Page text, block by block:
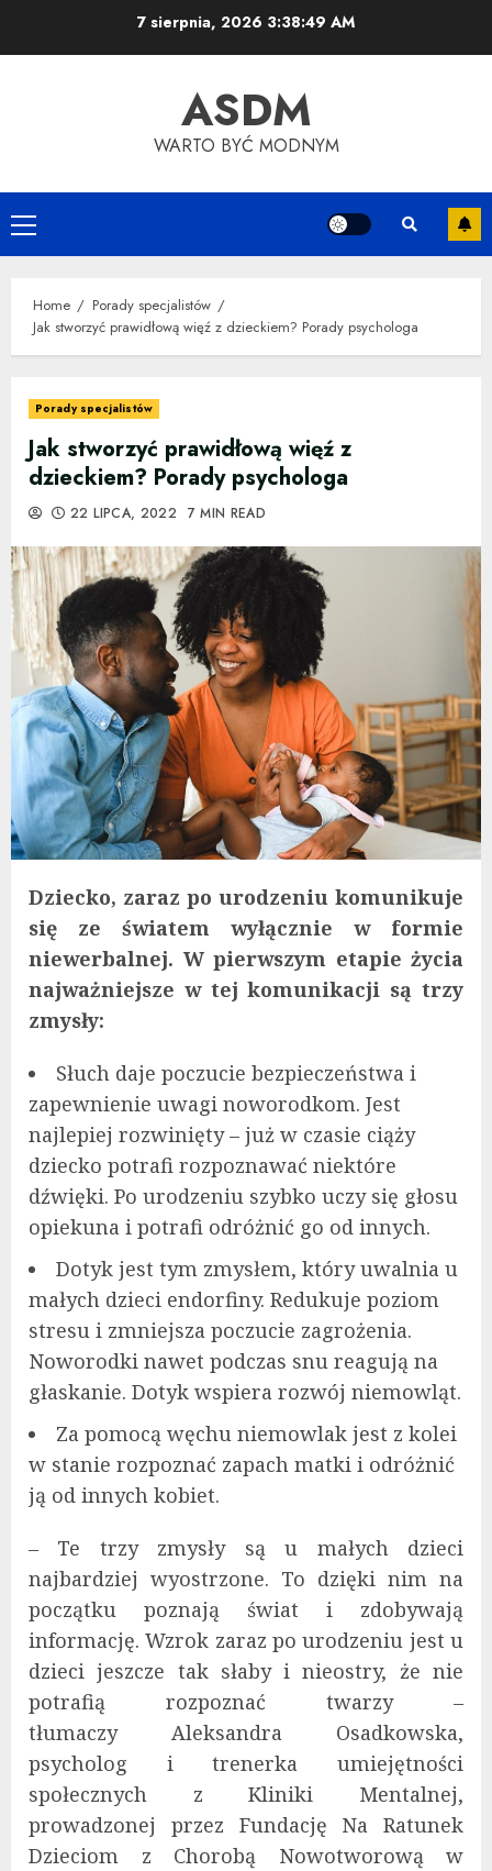
7 sierpnia, 2026 3:38:50 AM
ASDM
WARTO BYĆ MODNYM
Primary
Menu
Home
Porady specjalistów
Jak stworzyć prawidłową więź z dzieckiem? Porady psychologa
Porady specjalistów
Jak stworzyć prawidłową więź z
dzieckiem? Porady psychologa
22 LIPCA, 2022 7 MIN READ
Dziecko, zaraz po urodzeniu komunikuje
się ze światem wyłącznie w formie
niewerbalnej. W pierwszym etapie życia
najważniejsze w tej komunikacji są trzy
zmysły:
Słuch daje poczucie bezpieczeństwa i
zapewnienie uwagi noworodkom. Jest
najlepiej rozwinięty – już w czasie ciąży
dziecko potrafi rozpoznawać niektóre
dźwięki. Po urodzeniu szybko uczy się głosu
opiekuna i potrafi odróżnić go od innych.
Dotyk jest tym zmysłem, który uwalnia u
małych dzieci endorfiny. Redukuje poziom
stresu i zmniejsza poczucie zagrożenia.
Noworodki nawet podczas snu reagują na
głaskanie. Dotyk wspiera rozwój niemowląt.
Za pomocą węchu niemowlak jest z kolei
w stanie rozpoznać zapach matki i odróżnić
ją od innych kobiet.
– Te trzy zmysły są u małych dzieci
najbardziej wyostrzone. To dzięki nim na
początku poznają świat i zdobywają
informację. Wzrok zaraz po urodzeniu jest u
dzieci jeszcze tak słaby i nieostry, że nie
potrafią rozpoznać twarzy –
tłumaczy Aleksandra Osadkowska,
psycholog i trenerka umiejętności
społecznych z Kliniki Mentalnej,
prowadzonej przez Fundację Na Ratunek
Dzieciom z Chorobą Nowotworową w